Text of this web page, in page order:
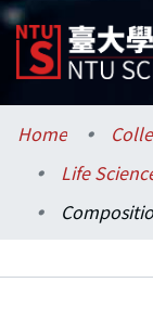
Communities
Research
Home
Life